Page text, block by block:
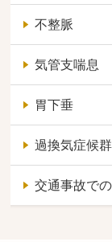
不整脈
気管支喘息
胃下垂
過換気症候群
交通事故で